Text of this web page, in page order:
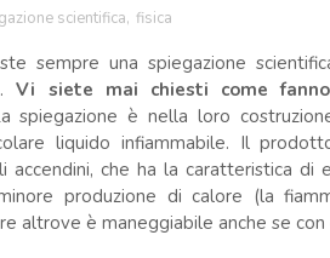
scientifica, fisica
sempre una spiegazione
Vi siete mai chiesti come
spiegazione è nella loro
liquido infiammabile. Il
accendini, che ha la caratteristica
produzione di calore (la
altrove è maneggiabile anche se con